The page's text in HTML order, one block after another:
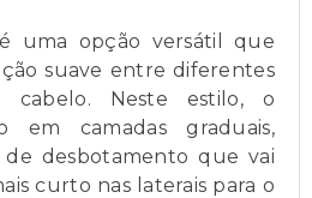
uma opção versátil que
suave entre diferentes
cabelo. Neste estilo, o
em camadas graduais,
desbotamento que vai
curto nas laterais para o